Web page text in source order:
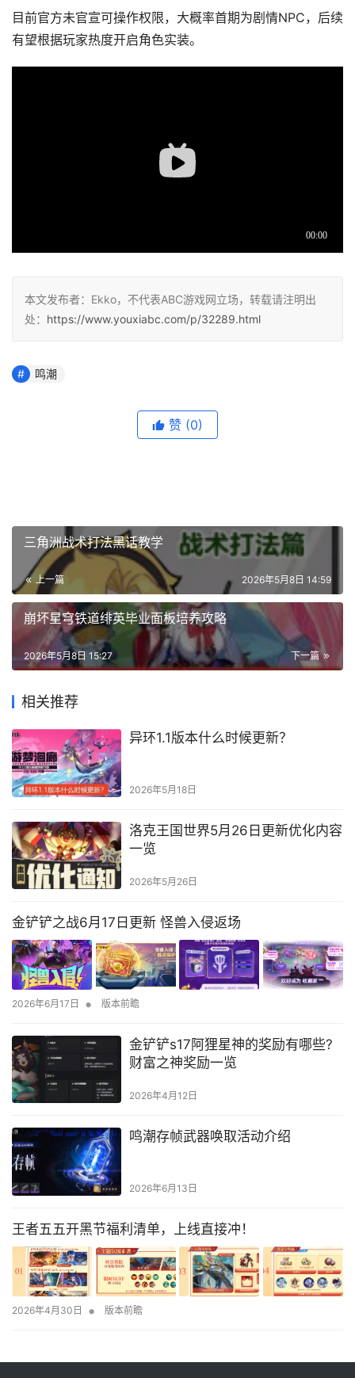
目前官方未官宣可操作权限，大概率首期为剧情NPC，后续
有望根据玩家热度开启角色实装。
本文发布者：Ekko，不代表ABC游戏网立场，转载请注明出
处： https://www.youxiabc.com/p/32289.html
鸣潮
赞 (0)
三角洲战术打法黑话教学
上一篇 2026年5月8日 14:59
崩坏星穹铁道绯英毕业面板培养攻略
下一篇
2026年5月8日 15:27
相关推荐
异环1.1版本什么时候更新？
2026年5月18日
洛克王国世界5月26日更新优化内容
一览
2026年5月26日
金铲铲之战6月17日更新 怪兽入侵返场
2026年6月17日 • 版本前瞻
金铲铲s17阿狸星神的奖励有哪些?
财富之神奖励一览
2026年4月12日
鸣潮存帧武器唤取活动介绍
2026年6月13日
王者五五开黑节福利清单，上线直接冲！
2026年4月30日 • 版本前瞻